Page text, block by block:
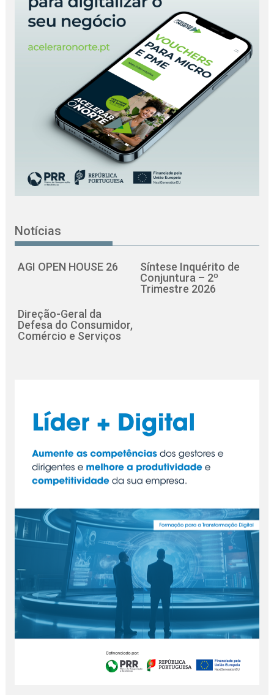
Notícias
AGI OPEN HOUSE 26
Síntese Inquérito de
Conjuntura – 2º
Trimestre 2026
Direção-Geral da
Defesa do Consumidor,
Comércio e Serviços